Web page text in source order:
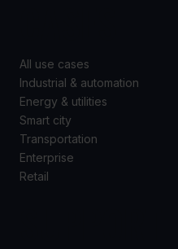
All use cases
Industrial & automation
Energy & utilities
Smart city
Transportation
Enterprise
Retail